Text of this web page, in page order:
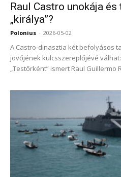
Raul Castro unokája
„királya”?
Polonius - 2026-05-02
A Castro‑dinasztia két befolyásos
jövőjének kulcsszereplőjévé
„Testőrként” ismert Raul Guillermo